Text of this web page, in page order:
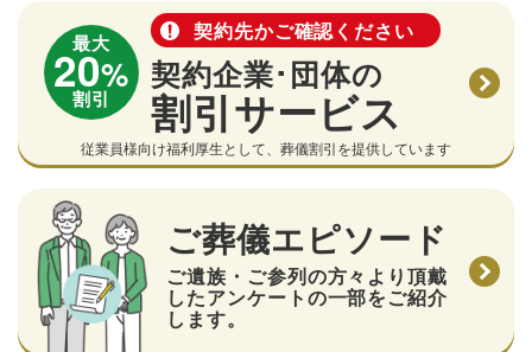
最大
20%
割引
契約先かご確認ください
契約企業･団体の
割引サービス
従業員様向け福利厚生として、葬儀割引を提供しています
ご葬儀エピソード
ご遺族・ご参列の方々より頂戴
したアンケートの一部をご紹介
します。